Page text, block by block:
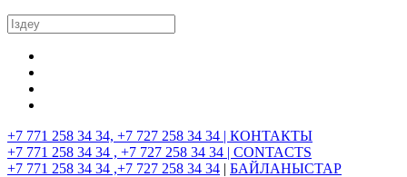
+7 771 258 34 34, +7 727 258 34 34 | КОНТАКТЫ
+7 771 258 34 34 , +7 727 258 34 34 | CONTACTS
+7 771 258 34 34 ,+7 727 258 34 34 | БАЙЛАНЫСТАР